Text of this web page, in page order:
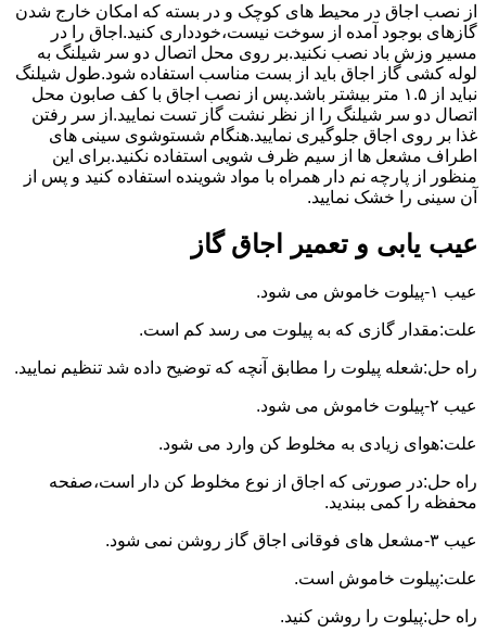
از نصب اجاق در محیط های کوچک و در بسته که امکان خارج شدن
گازهای بوجود آمده از سوخت نیست،خودداری کنید.اجاق را در
مسیر وزش باد نصب نکنید.بر روی محل اتصال دو سر شیلنگ به
لوله کشی گاز اجاق باید از بست مناسب استفاده شود.طول شیلنگ
نباید از ۱.۵ متر بیشتر باشد.پس از نصب اجاق با کف صابون محل
اتصال دو سر شیلنگ را از نظر نشت گاز تست نمایید.از سر رفتن
غذا بر روی اجاق جلوگیری نمایید.هنگام شستوشوی سینی های
اطراف مشعل ها از سیم ظرف شویی استفاده نکنید.برای این
منظور از پارچه نم دار همراه با مواد شوینده استفاده کنید و پس از
آن سینی را خشک نمایید.
عیب یابی و تعمیر اجاق گاز
عیب ۱-پیلوت خاموش می شود.
علت:مقدار گازی که به پیلوت می رسد کم است.
راه حل:شعله پیلوت را مطابق آنچه که توضیح داده شد تنظیم نمایید.
عیب ۲-پیلوت خاموش می شود.
علت:هوای زیادی به مخلوط کن وارد می شود.
راه حل:در صورتی که اجاق از نوع مخلوط کن دار است،صفحه
محفظه را کمی ببندید.
عیب ۳-مشعل های فوقانی اجاق گاز روشن نمی شود.
علت:پیلوت خاموش است.
راه حل:پیلوت را روشن کنید.